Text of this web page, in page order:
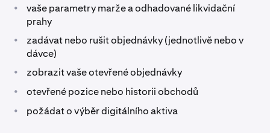
•
vaše parametry marže a odhadované likvidační
prahy
•
zadávat nebo rušit objednávky (jednotlivě nebo v
dávce)
• zobrazit vaše otevřené objednávky
• otevřené pozice nebo historii obchodů
• požádat o výběr digitálního aktiva